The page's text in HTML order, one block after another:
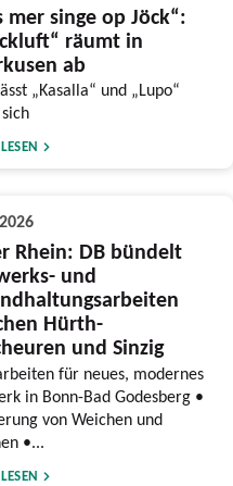
mer singe op Jöck“:
räumt in
ab
„Kasalla“ und „Lupo“
Rhein: DB bündelt
und
Hürth-
und Sinzig
für neues, modernes
in Bonn-Bad Godesberg •
von Weichen und
•...